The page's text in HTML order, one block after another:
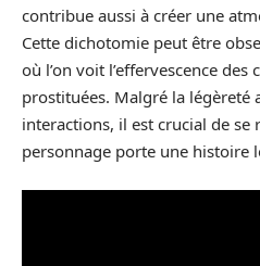
contribue aussi à créer une
Cette dichotomie peut être
où l’on voit l’effervescence des
prostituées. Malgré la légèreté
interactions, il est crucial de se
personnage porte une histoire